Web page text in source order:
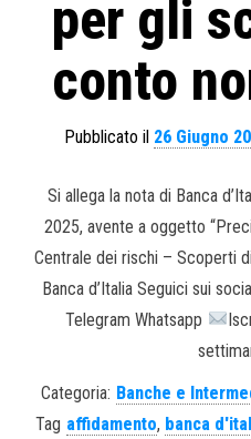
per gli
conto
Pubblicato il 26 Giugno
Si allega la nota di Banca
2025, avente a oggetto
Centrale dei rischi – Scoperti
Banca d’Italia Seguici sui
Telegram Whatsapp
Categoria: Banche e
Tag affidamento, banca